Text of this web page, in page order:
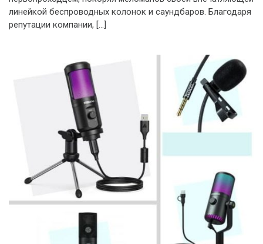
линейкой беспроводных колонок и саундбаров. Благодаря
репутации компании, […]